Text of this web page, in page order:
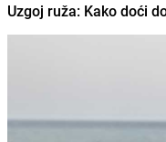
Uzgoj ruža: Kako doći